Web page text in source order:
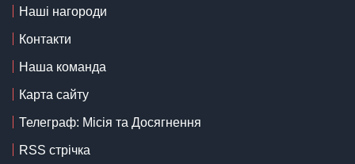
Наші нагороди
Контакти
Наша команда
Карта сайту
Телеграф: Місія та Досягнення
RSS стрічка